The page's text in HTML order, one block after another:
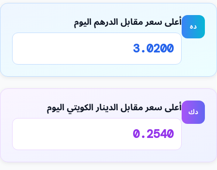
ده أعلى سعر مقابل الدرهم اليوم
3.0200
دك أعلى سعر مقابل الدينار الكويتي اليوم
0.2540